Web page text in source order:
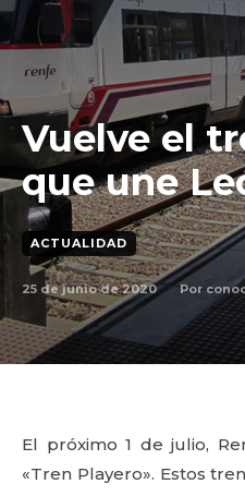
Vuelve el
que une
ACTUALIDAD
25 de junio de 2020 Por
El próximo 1 de julio,
«Tren Playero». Estos